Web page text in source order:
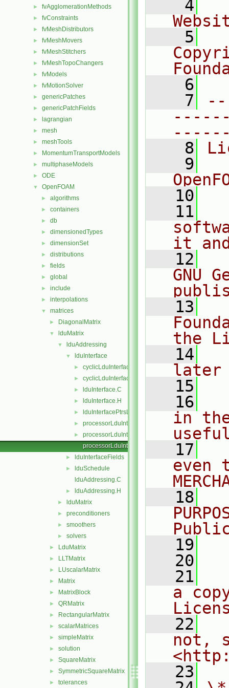
► fvAgglomerationMethods
► fvConstraints
► fvMeshDistributors
► fvMeshMovers
► fvMeshStitchers
► fvMeshTopoChangers
► fvModels
► fvMotionSolver
► genericPatches
► genericPatchFields
► lagrangian
► mesh
► meshTools
► MomentumTransportModels
► multiphaseModels
► ODE
▼ OpenFOAM
► algorithms
► containers
► db
► dimensionedTypes
► dimensionSet
► distributions
► fields
► global
► include
► interpolations
▼ matrices
► DiagonalMatrix
▼ lduMatrix
▼ lduAddressing
▼ lduInterface
► cyclicLduInterface.C
► cyclicLduInterface.H
► lduInterface.C
► lduInterface.H
► lduInterfacePtrsList.H
► processorLduInterface.C
►
processorLduInterface.H
processorLduInterfaceTemplates.C
► lduInterfaceFields
►
lduSchedule
lduAddressing.C
► lduAddressing.H
► lduMatrix
► preconditioners
► smoothers
► solvers
► LduMatrix
► LLTMatrix
► LUscalarMatrix
► Matrix
► MatrixBlock
► QRMatrix
► RectangularMatrix
► scalarMatrices
► simpleMatrix
► solution
► SquareMatrix
► SymmetricSquareMatrix
► tolerances
    4
    5
    6
    7
    8
    9
   10
   11
it
   12
GNU
   13
the
   14
later
   15
   16
in
   17
even
   18
   19
   20
   21
a
   22
not,
   23